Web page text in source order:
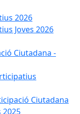
2026
Joves 2026
Ciutadana -
Ciutadana
2025